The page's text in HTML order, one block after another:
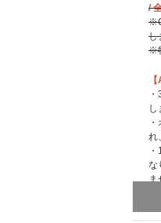
/
し
※
し
れ
な
ま